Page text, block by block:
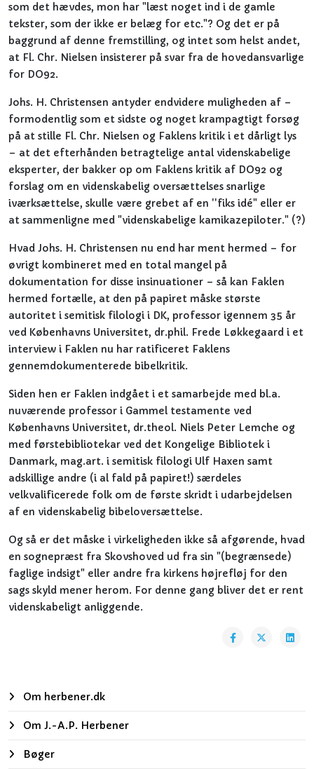
som det hævdes, mon har "læst noget ind i de gamle
tekster, som der ikke er belæg for etc."? Og det er på
baggrund af denne fremstilling, og intet som helst andet,
at Fl. Chr. Nielsen insisterer på svar fra de hovedansvarlige
for DO92.
Johs. H. Christensen antyder endvidere muligheden af –
formodentlig som et sidste og noget krampagtigt forsøg
på at stille Fl. Chr. Nielsen og Faklens kritik i et dårligt lys
– at det efterhånden betragtelige antal videnskabelige
eksperter, der bakker op om Faklens kritik af DO92 og
forslag om en videnskabelig oversættelses snarlige
iværksættelse, skulle være grebet af en ''fiks idé" eller er
at sammenligne med "videnskabelige kamikazepiloter." (?)
Hvad Johs. H. Christensen nu end har ment hermed – for
øvrigt kombineret med en total mangel på
dokumentation for disse insinuationer – så kan Faklen
hermed fortælle, at den på papiret måske største
autoritet i semitisk filologi i DK, professor igennem 35 år
ved Københavns Universitet, dr.phil. Frede Løkkegaard i et
interview i Faklen nu har ratificeret Faklens
gennemdokumenterede bibelkritik.
Siden hen er Faklen indgået i et samarbejde med bl.a.
nuværende professor i Gammel testamente ved
Københavns Universitet, dr.theol. Niels Peter Lemche og
med førstebibliotekar ved det Kongelige Bibliotek i
Danmark, mag.art. i semitisk filologi Ulf Haxen samt
adskillige andre (i al fald på papiret!) særdeles
velkvalificerede folk om de første skridt i udarbejdelsen
af en videnskabelig bibeloversættelse.
Og så er det måske i virkeligheden ikke så afgørende, hvad
en sognepræst fra Skovshoved ud fra sin "(begrænsede)
faglige indsigt" eller andre fra kirkens højrefløj for den
sags skyld mener herom. For denne gang bliver det er rent
videnskabeligt anliggende.
Om herbener.dk
Om J.-A.P. Herbener
Bøger